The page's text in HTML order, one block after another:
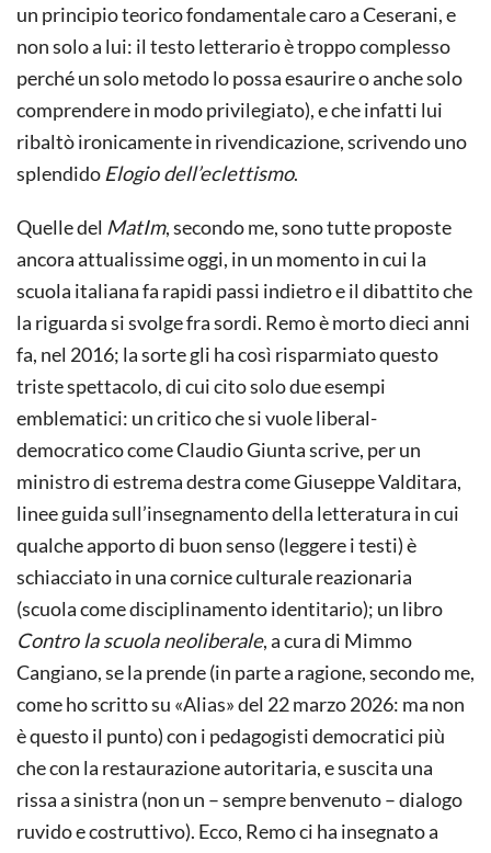
un principio teorico fondamentale caro a Ceserani, e
non solo a lui: il testo letterario è troppo complesso
perché un solo metodo lo possa esaurire o anche solo
comprendere in modo privilegiato), e che infatti lui
ribaltò ironicamente in rivendicazione, scrivendo uno
splendido Elogio dell’eclettismo.
Quelle del MatIm, secondo me, sono tutte proposte
ancora attualissime oggi, in un momento in cui la
scuola italiana fa rapidi passi indietro e il dibattito che
la riguarda si svolge fra sordi. Remo è morto dieci anni
fa, nel 2016; la sorte gli ha così risparmiato questo
triste spettacolo, di cui cito solo due esempi
emblematici: un critico che si vuole liberal-
democratico come Claudio Giunta scrive, per un
ministro di estrema destra come Giuseppe Valditara,
linee guida sull’insegnamento della letteratura in cui
qualche apporto di buon senso (leggere i testi) è
schiacciato in una cornice culturale reazionaria
(scuola come disciplinamento identitario); un libro
Contro la scuola neoliberale, a cura di Mimmo
Cangiano, se la prende (in parte a ragione, secondo me,
come ho scritto su «Alias» del 22 marzo 2026: ma non
è questo il punto) con i pedagogisti democratici più
che con la restaurazione autoritaria, e suscita una
rissa a sinistra (non un – sempre benvenuto – dialogo
ruvido e costruttivo). Ecco, Remo ci ha insegnato a